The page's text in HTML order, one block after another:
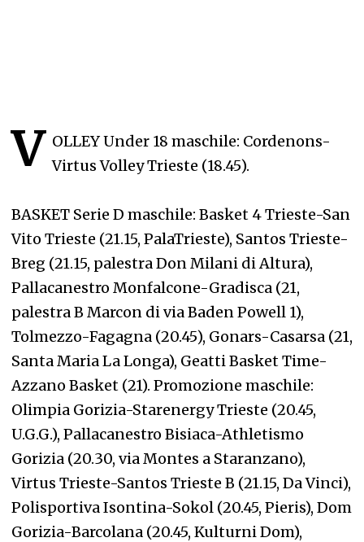
V OLLEY Under 18 maschile: Cordenons-
Virtus Volley Trieste (18.45).
BASKET Serie D maschile: Basket 4 Trieste-San
Vito Trieste (21.15, PalaTrieste), Santos Trieste-
Breg (21.15, palestra Don Milani di Altura),
Pallacanestro Monfalcone-Gradisca (21,
palestra B Marcon di via Baden Powell 1),
Tolmezzo-Fagagna (20.45), Gonars-Casarsa (21,
Santa Maria La Longa), Geatti Basket Time-
Azzano Basket (21). Promozione maschile:
Olimpia Gorizia-Starenergy Trieste (20.45,
U.G.G.), Pallacanestro Bisiaca-Athletismo
Gorizia (20.30, via Montes a Staranzano),
Virtus Trieste-Santos Trieste B (21.15, Da Vinci),
Polisportiva Isontina-Sokol (20.45, Pieris), Dom
Gorizia-Barcolana (20.45, Kulturni Dom),